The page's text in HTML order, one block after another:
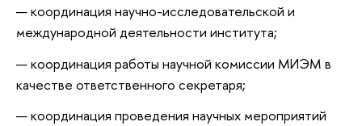
координация научно-исследовательской и
международной деятельности института;
координация работы научной комиссии МИЭМ в
качестве ответственного секретаря;
координация проведения научных мероприятий